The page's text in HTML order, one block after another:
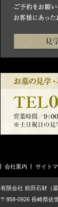
会社案内 サイト
有限会社 前田石材（
〒858-0926 長崎県佐